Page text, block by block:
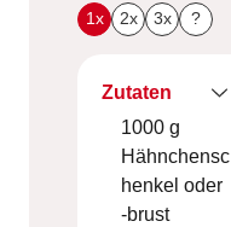
1x 2x 3x ?
Zutaten
1000 g
Hähnchensc
henkel oder
-brust